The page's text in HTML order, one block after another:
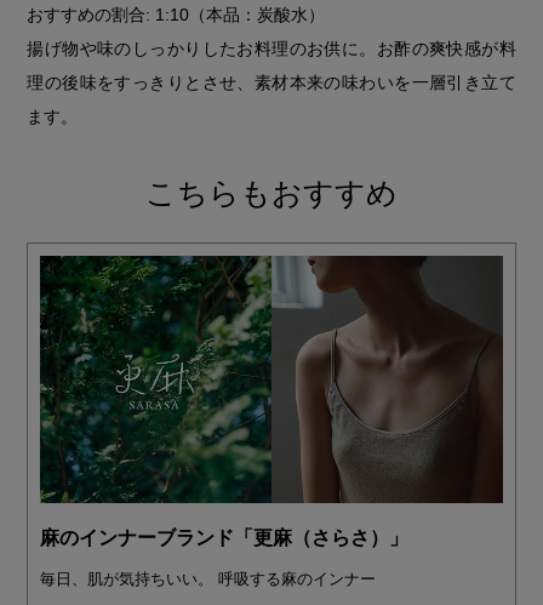
おすすめの割合: 1:10（本品：炭酸水）
揚げ物や味のしっかりしたお料理のお供に。お酢の爽快感が料
理の後味をすっきりとさせ、素材本来の味わいを一層引き立て
ます。
こちらもおすすめ
麻のインナーブランド「更麻（さらさ）」
毎日、肌が気持ちいい。 呼吸する麻のインナー